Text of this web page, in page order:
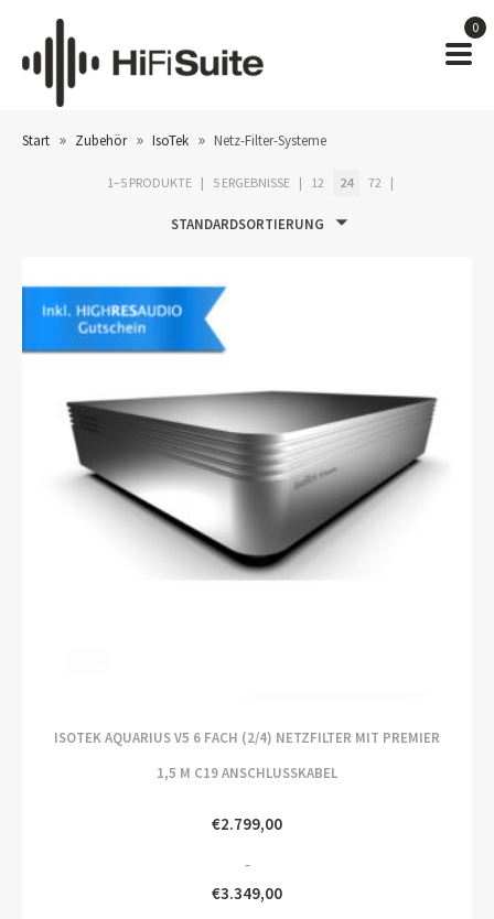
0
Start » Zubehör » IsoTek » Netz-Filter-Systeme
1–5 PRODUKTE 5 ERGEBNISSE 12 24 72
STANDARDSORTIERUNG
ISOTEK AQUARIUS V5 6 FACH (2/4) NETZFILTER MIT PREMIER
1,5 M C19 ANSCHLUSSKABEL
€2.799,00
–
€3.349,00